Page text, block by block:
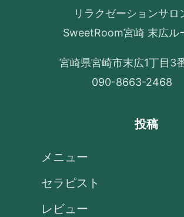
リラクゼーションサロ
SweetRoom宮崎 末広ル
宮崎県宮崎市末広1丁目3
090-8663-2468
投稿
メニュー
セラピスト
レビュー